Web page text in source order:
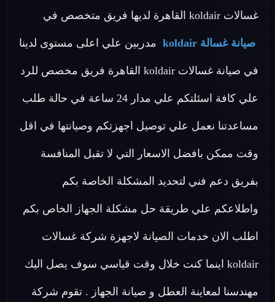
غسالات koldair القاهرة لديها فريق متخصص في
صيانة غسالة koldair مدربين علي اعلى مستوى لدينا
في صيانة غسالات koldair القاهرة فريق مخصص للرد
علي كافة اسئلتكم علي مدار 24 ساعة في حالة طلب
مساعدتنا نعمل علي توصيل اجهزتكم وصيانتها في اقل
وقت ممكن بافضل الاسعار التي لا تقبل المنافسة
بفريق دعم فني لتحديد المشكلة الخاصة بكم
واطلاعكم علي طريقة حل مشكلة الجهاز الخاص بكم
اطلب الان خدمات الصيانة لاجهزة شركة غسالات
koldair اينما كنت خلال وقت قياسي سوف يصل اليك
مهندسنا لمعاينة العطل و صيانة الجهاز . تقوم شركة